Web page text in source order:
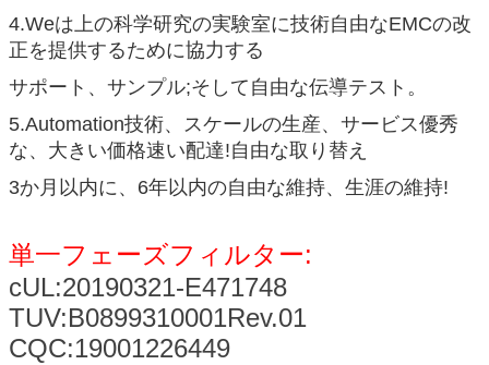
4.Weは上の科学研究の実験室に技術自由なEMCの改
正を提供するために協力する
サポート、サンプル;そして自由な伝導テスト。
5.Automation技術、スケールの生産、サービス優秀
な、大きい価格速い配達!自由な取り替え
3か月以内に、6年以内の自由な維持、生涯の維持!
単一フェーズフィルター:
cUL:20190321-E471748
TUV:B0899310001Rev.01
CQC:19001226449